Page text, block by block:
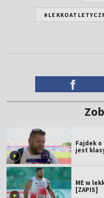
Fajdek
jest
ME w
[ZAPIS]